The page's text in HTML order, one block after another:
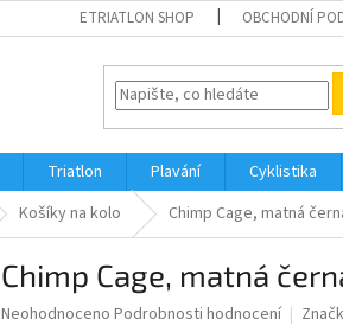
ETRIATLON SHOP OBCHODNÍ
Triatlon Plavání Cyklistika
Košíky na kolo Chimp Cage, matná
Chimp Cage, matná
Průměrné
Neohodnoceno Podrobnosti hodnocení